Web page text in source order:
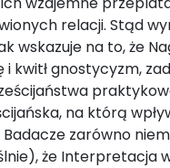
relacji. Stąd
wskazuje na to, że
kwitł gnostycyzm,
na którą
zarówno
że Interpretacja